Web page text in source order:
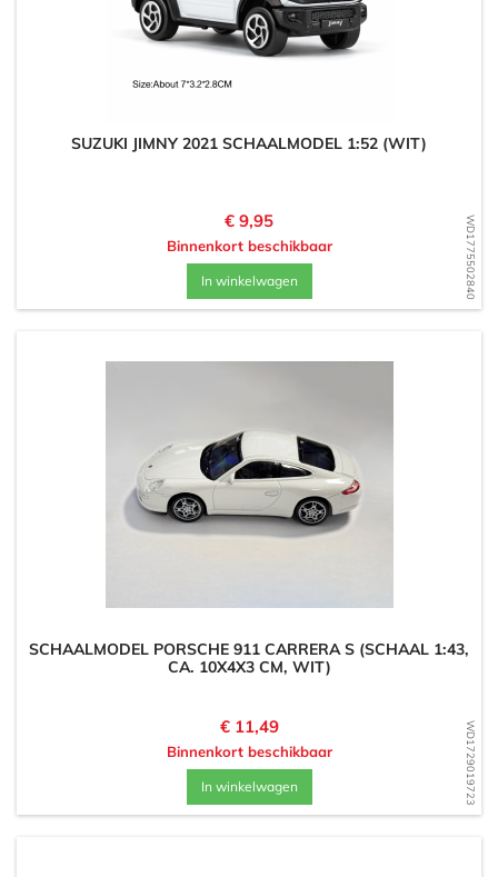
WD1775502840
SUZUKI JIMNY 2021 SCHAALMODEL 1:52 (WIT)
Prijs
€ 9,95
Binnenkort beschikbaar
In winkelwagen
WD1729019723
SCHAALMODEL PORSCHE 911 CARRERA S (SCHAAL 1:43,
CA. 10X4X3 CM, WIT)
Prijs
€ 11,49
Binnenkort beschikbaar
In winkelwagen